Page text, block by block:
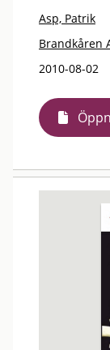
Asp, Patrik
Brandkåren
2010-08-02